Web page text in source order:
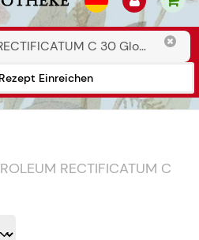
Rezept Einreichen
RECTIFICATUM C